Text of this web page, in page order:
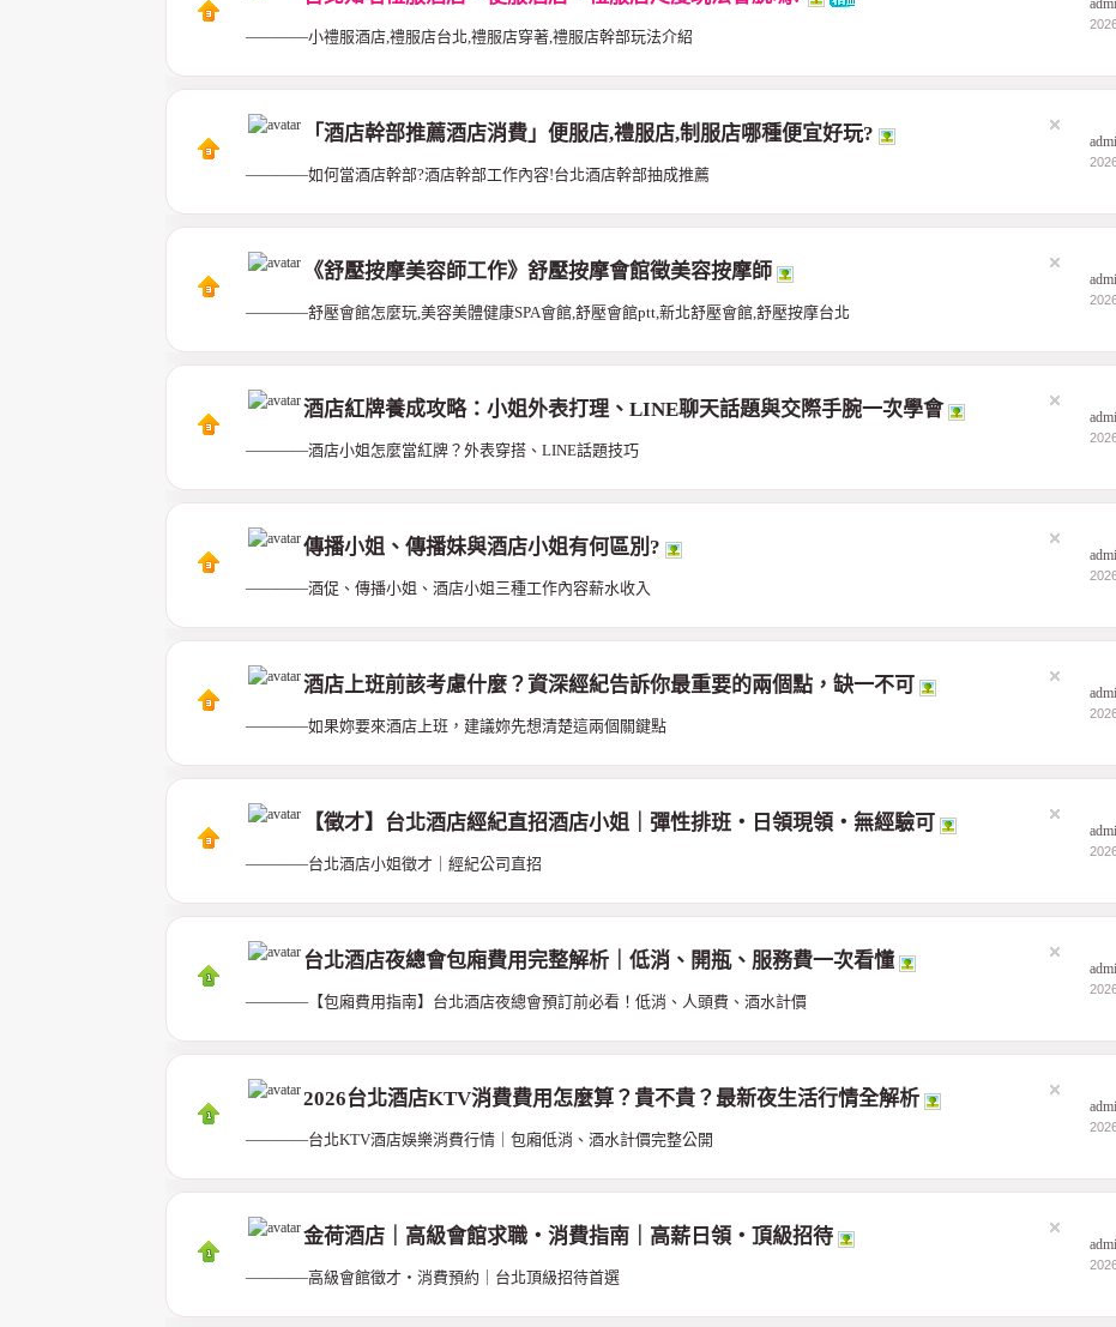
————小禮服酒店,禮服店台北,禮服店穿著,禮服店幹部玩法介紹
「酒店幹部推薦酒店消費」便服店,禮服店,制服店哪種便宜好玩?
————如何當酒店幹部?酒店幹部工作內容!台北酒店幹部抽成推薦
《舒壓按摩美容師工作》舒壓按摩會館徵美容按摩師
————舒壓會館怎麼玩,美容美體健康SPA會館,舒壓會館ptt,新北舒壓會館,舒壓按摩台北
酒店紅牌養成攻略：小姐外表打理、LINE聊天話題與交際手腕一次學會
————酒店小姐怎麼當紅牌？外表穿搭、LINE話題技巧
傳播小姐、傳播妹與酒店小姐有何區別?
————酒促、傳播小姐、酒店小姐三種工作內容薪水收入
酒店上班前該考慮什麼？資深經紀告訴你最重要的兩個點，缺一不可
————如果妳要來酒店上班，建議妳先想清楚這兩個關鍵點
【徵才】台北酒店經紀直招酒店小姐｜彈性排班・日領現領・無經驗可
————台北酒店小姐徵才｜經紀公司直招
台北酒店夜總會包廂費用完整解析｜低消、開瓶、服務費一次看懂
————【包廂費用指南】台北酒店夜總會預訂前必看！低消、人頭費、酒水計價
2026台北酒店KTV消費費用怎麼算？貴不貴？最新夜生活行情全解析
————台北KTV酒店娛樂消費行情｜包廂低消、酒水計價完整公開
金荷酒店｜高級會館求職・消費指南｜高薪日領・頂級招待
————高級會館徵才・消費預約｜台北頂級招待首選